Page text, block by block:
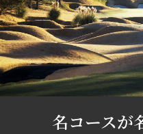
名コースが